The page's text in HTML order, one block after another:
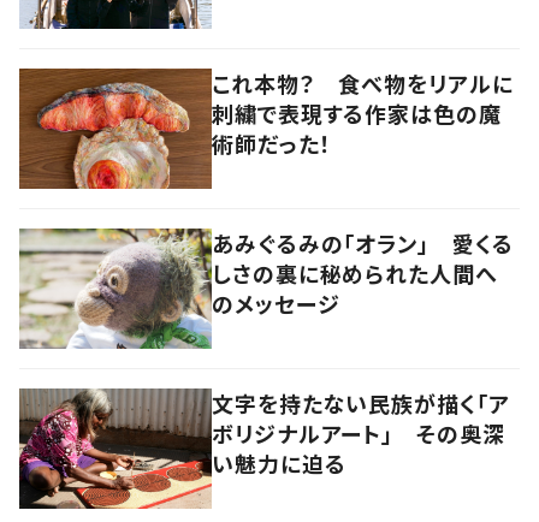
これ本物？ 食べ物をリアルに
刺繍で表現する作家は色の魔
術師だった！
あみぐるみの「オラン」 愛くる
しさの裏に秘められた人間へ
のメッセージ
文字を持たない民族が描く「ア
ボリジナルアート」 その奥深
い魅力に迫る